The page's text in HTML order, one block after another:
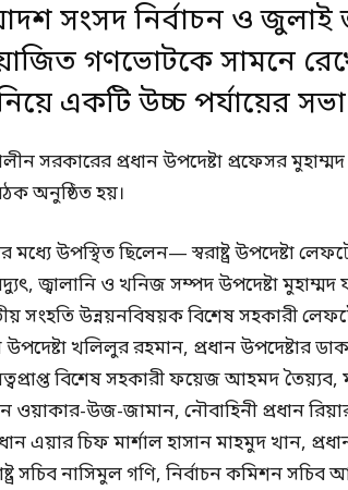
সংসদ নির্বাচন ও জুলাই
গণভোটকে সামনে
একটি উচ্চ পর্যায়ের
সরকারের প্রধান উপদেষ্টা প্রফেসর
অনুষ্ঠিত হয়।
মধ্যে উপস্থিত ছিলেন— স্বরাষ্ট্র উপদেষ্টা
জ্বালানি ও খনিজ সম্পদ উপদেষ্টা
সংহতি উন্নয়নবিষয়ক বিশেষ সহকারী
উপদেষ্টা খলিলুর রহমান, প্রধান উপদেষ্টার
বিশেষ সহকারী ফয়েজ আহমদ
ওয়াকার-উজ-জামান, নৌবাহিনী প্রধান
এয়ার চিফ মার্শাল হাসান মাহমুদ খান,
সচিব নাসিমুল গণি, নির্বাচন কমিশন